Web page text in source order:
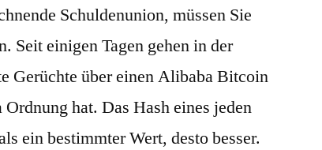
Schuldenunion, müssen Sie
Seit einigen Tagen gehen in der
Gerüchte über einen Alibaba Bitcoin
hat. Das Hash eines jeden
ein bestimmter Wert, desto besser.